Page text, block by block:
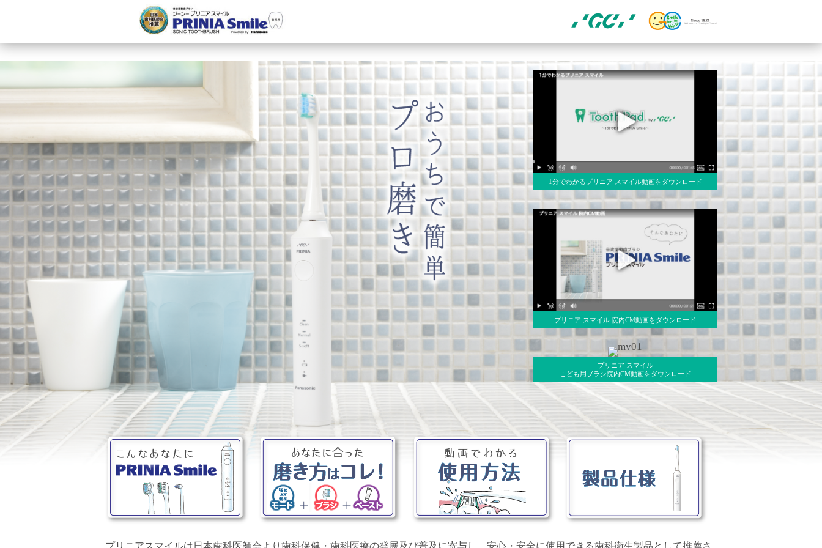
1分でわかるプリニア スマイル動画をダウンロード
プリニア スマイル 院内CM動画をダウンロード
プリニア スマイル
こども用ブラシ院内CM動画をダウンロード
プリニアスマイルは日本歯科医師会より歯科保健・歯科医療の発展及び普及に寄与し、安心・安全に使用できる歯科衛生製品として推薦さ